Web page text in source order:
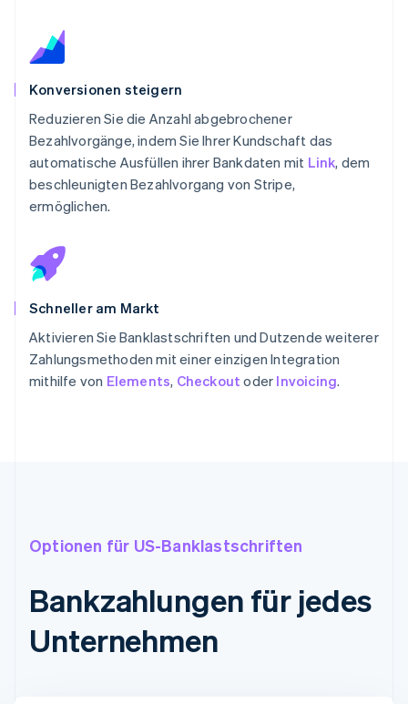
Konversionen steigern
Reduzieren Sie die Anzahl abgebrochener
Bezahlvorgänge, indem Sie Ihrer Kundschaft das
automatische Ausfüllen ihrer Bankdaten mit Link, dem
beschleunigten Bezahlvorgang von Stripe,
ermöglichen.
Schneller am Markt
Aktivieren Sie Banklastschriften und Dutzende weiterer
Zahlungsmethoden mit einer einzigen Integration
mithilfe von Elements, Checkout oder Invoicing.
Optionen für US-Banklastschriften
Bankzahlungen für jedes
Unternehmen